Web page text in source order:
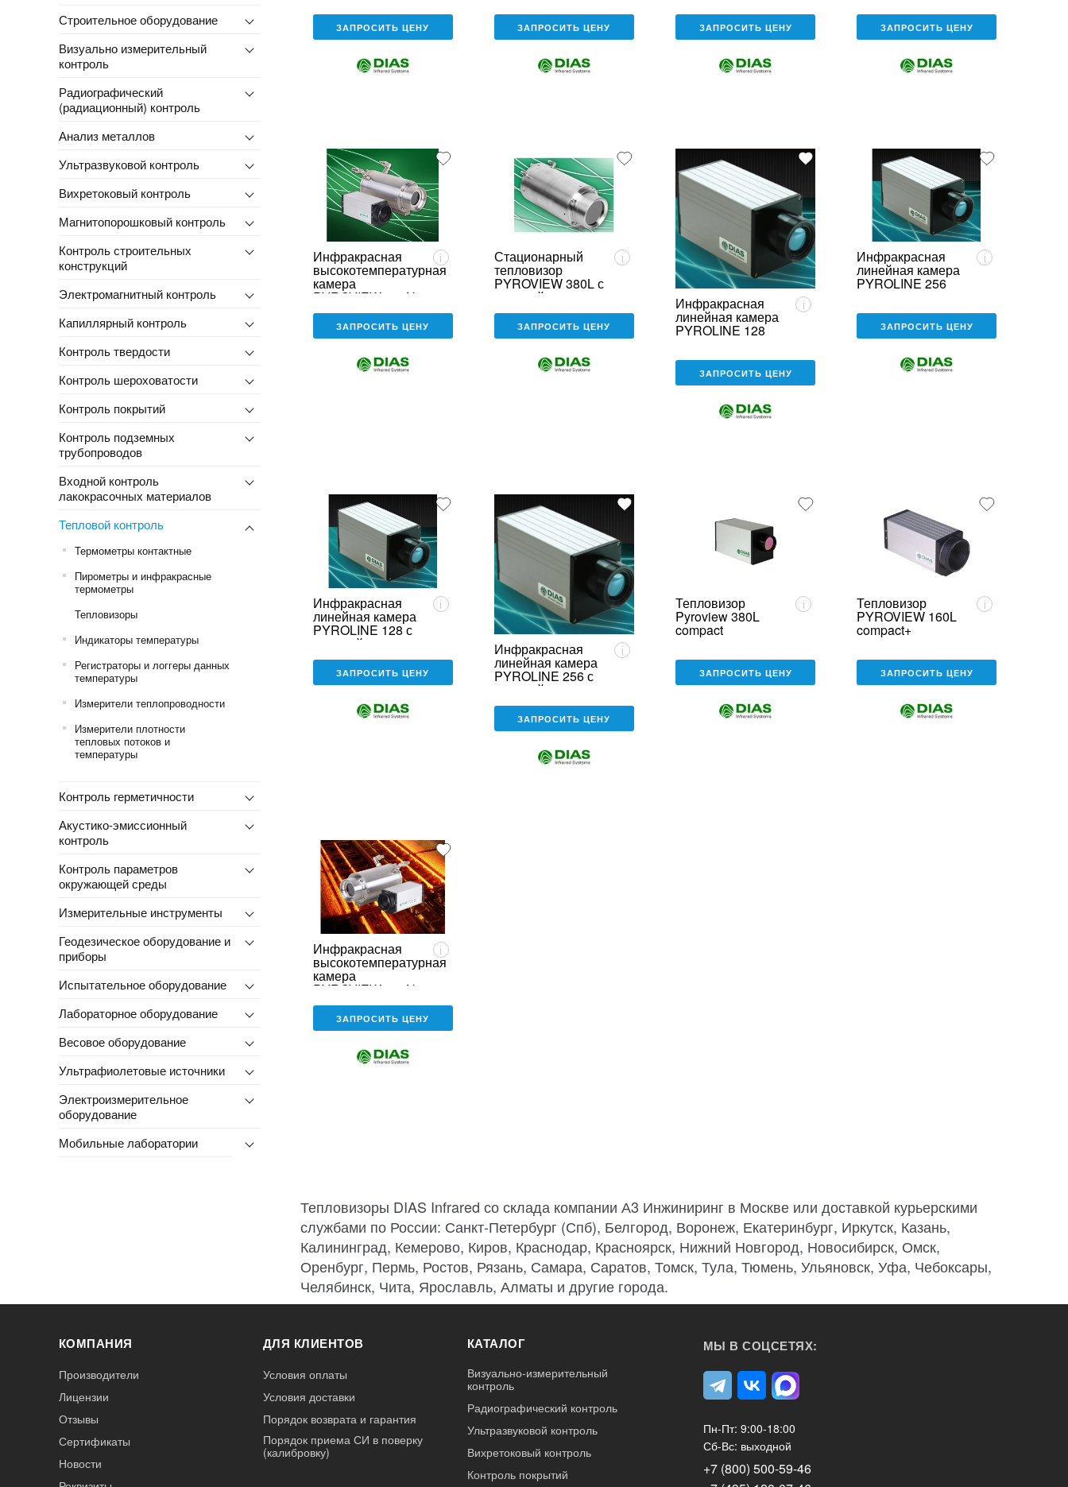
Строительное оборудование
Визуально измерительный
контроль
Радиографический
(радиационный) контроль
Анализ металлов
Ультразвуковой контроль
Вихретоковый контроль
Магнитопорошковый контроль
Контроль строительных
конструкций
Электромагнитный контроль
Капиллярный контроль
Контроль твердости
Контроль шероховатости
Контроль покрытий
Контроль подземных
трубопроводов
Входной контроль
лакокрасочных материалов
Тепловой контроль
Термометры контактные
Пирометры и инфракрасные
термометры
Тепловизоры
Индикаторы температуры
Регистраторы и логгеры данных
температуры
Измерители теплопроводности
Измерители плотности
тепловых потоков и
температуры
Контроль герметичности
Акустико-эмиссионный
контроль
Контроль параметров
окружающей среды
Измерительные инструменты
Геодезическое оборудование и
приборы
Испытательное оборудование
Лабораторное оборудование
Весовое оборудование
Ультрафиолетовые источники
Электроизмерительное
оборудование
Мобильные лаборатории
ЗАПРОСИТЬ ЦЕНУ ЗАПРОСИТЬ ЦЕНУ ЗАПРОСИТЬ ЦЕНУ ЗАПРОСИТЬ ЦЕНУ
Инфракрасная
высокотемпературная
камера
PYROVIEW 512N
i
ЗАПРОСИТЬ ЦЕНУ
Стационарный
тепловизор
PYROVIEW 380L с
защитой
i
ЗАПРОСИТЬ ЦЕНУ
Инфракрасная
линейная камера
PYROLINE 128
i
ЗАПРОСИТЬ ЦЕНУ
Инфракрасная
линейная камера
PYROLINE 256
i
ЗАПРОСИТЬ ЦЕНУ
Инфракрасная
линейная камера
PYROLINE 128 с
защитой
i
ЗАПРОСИТЬ ЦЕНУ
Инфракрасная
линейная камера
PYROLINE 256 с
защитой
i
ЗАПРОСИТЬ ЦЕНУ
Тепловизор
Pyroview 380L
compact
i
ЗАПРОСИТЬ ЦЕНУ
Тепловизор
PYROVIEW 160L
compact+
i
ЗАПРОСИТЬ ЦЕНУ
Инфракрасная
высокотемпературная
камера
PYROVIEW 768N
i
ЗАПРОСИТЬ ЦЕНУ
Тепловизоры DIAS Infrared со склада компании А3 Инжиниринг в Москве или доставкой курьерскими
службами по России: Санкт-Петербург (Спб), Белгород, Воронеж, Екатеринбург, Иркутск, Казань,
Калининград, Кемерово, Киров, Краснодар, Красноярск, Нижний Новгород, Новосибирск, Омск,
Оренбург, Пермь, Ростов, Рязань, Самара, Саратов, Томск, Тула, Тюмень, Ульяновск, Уфа, Чебоксары,
Челябинск, Чита, Ярославль, Алматы и другие города.
КОМПАНИЯ
Производители
Лицензии
Отзывы
Сертификаты
Новости
ДЛЯ КЛИЕНТОВ
Условия оплаты
Условия доставки
Порядок возврата и гарантия
Порядок приема СИ в поверку
(калибровку)
КАТАЛОГ
Визуально-измерительный
контроль
Радиографический контроль
Ультразвуковой контроль
Вихретоковый контроль
Контроль покрытий
МЫ В СОЦСЕТЯХ:
Пн-Пт: 9:00-18:00
Сб-Вс: выходной
+7 (800) 500-59-46